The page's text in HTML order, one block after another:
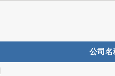
公司名